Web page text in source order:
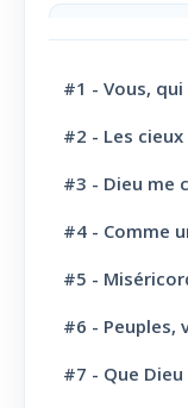
Jésus-Christ:
Jésus-Christ:
Le Saint-Esprit
La Parole de
L' Eglise:
L' Eglise:
#1 - Vous,
#2 - Les
#3 - Dieu me
#4 - Comme
#5 -
#6 - Peuples,
#7 - Que